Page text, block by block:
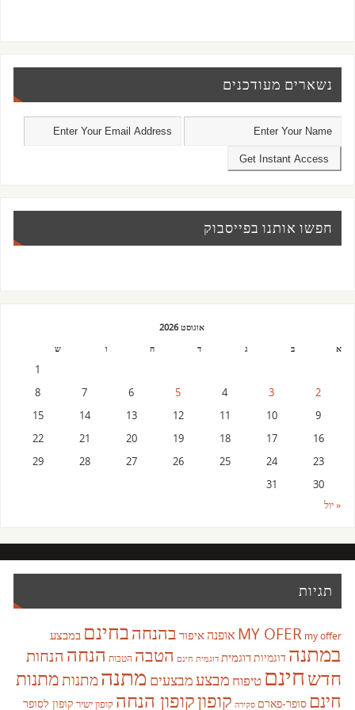
נשארים מעודכנים
חפשו אותנו בפייסבוק
אוגוסט 2026
א
ב ג ד ה ו ש
1
2
3
4
5
6
7
8
9
10
11
12
13
14
15
16
17
18
19
20
21
22
23
24
25
26
27
28
29
30
31
« יול
תגיות
MY OFER my offer אופנהאיפור בהנחהבחינם במבצע
במתנה דוגמיותדוגמית דוגמית חינם הטבה הטבות הנחה הנחות
חדשחינם טיפוח מבצעמבצעים מתנהמתנותמתנות
חינם סופר-פארם סקירה קופוןקופון הנחה קופון ישיר קופון לסופר